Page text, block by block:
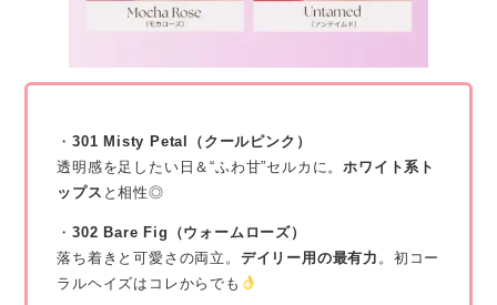
・ 301 Misty Petal（クールピンク）
透明感を足したい日＆“ふわ甘”セルカに。ホワイト系ト
ップス と相性◎
・ 302 Bare Fig（ウォームローズ）
落ち着きと可愛さの両立。 デイリー用の最有力 。初コー
ラルヘイズはコレからでも